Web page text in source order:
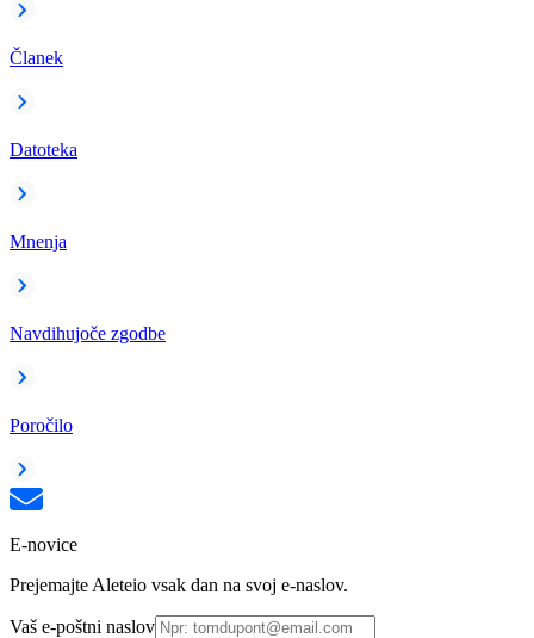
Članek
Datoteka
Mnenja
Navdihujoče zgodbe
Poročilo
E-novice
Prejemajte Aleteio vsak dan na svoj e-naslov.
Vaš e-poštni naslov